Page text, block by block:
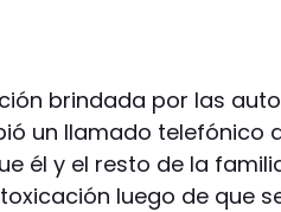
brindada por las
un llamado telefónico
él y el resto de la
luego de que